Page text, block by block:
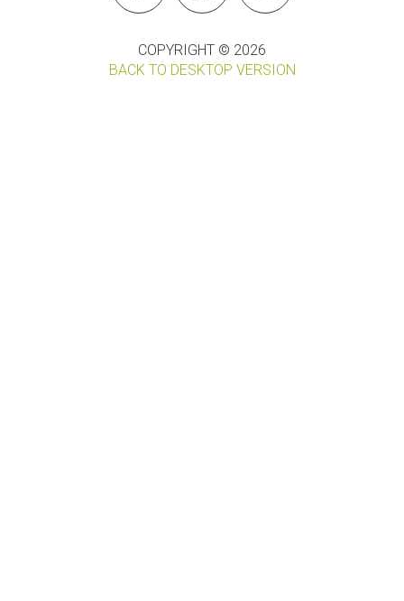
COPYRIGHT © 2026
BACK TO DESKTOP VERSION